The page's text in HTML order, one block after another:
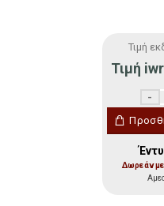
Τιμή
Τιμή
Δωρεάν